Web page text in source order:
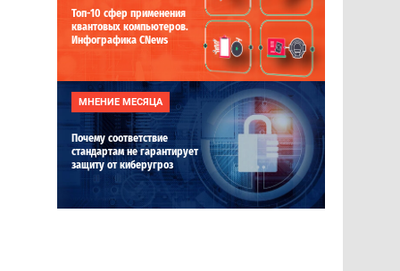
Топ-10 сфер применения
квантовых компьютеров.
Инфографика CNews
МНЕНИЕ МЕСЯЦА
Почему соответствие
стандартам не гарантирует
защиту от киберугроз